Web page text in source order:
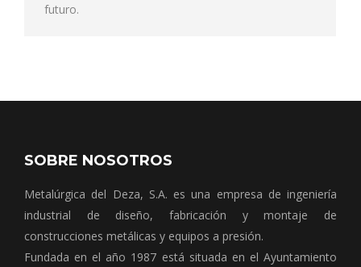
futuro.
SOBRE NOSOTROS
Metalúrgica del Deza, S.A. es una empresa de ingeniería
industrial de diseño, fabricación y montaje de
construcciones metálicas y equipos a presión.
Fundada en el año 1987 está situada en el Ayuntamiento